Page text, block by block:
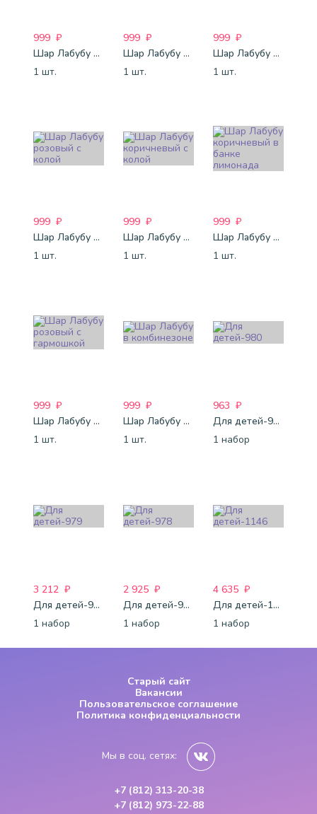
999 ₽
Шар Лабубу бежевый
1 шт.
999 ₽
Шар Лабубу в комбинезоне
1 шт.
999 ₽
Шар Лабубу белый с колой
1 шт.
999 ₽
Шар Лабубу розовый с колой
1 шт.
999 ₽
Шар Лабубу коричневый с колой
1 шт.
999 ₽
Шар Лабубу коричневый в банке лимонада
1 шт.
999 ₽
Шар Лабубу розовый с гармошкой
1 шт.
999 ₽
Шар Лабубу в комбинезоне
1 шт.
963 ₽
Для детей-980
1 набор
3 212 ₽
Для детей-979
1 набор
2 925 ₽
Для детей-978
1 набор
4 635 ₽
Для детей-1146
1 набор
Старый сайт
Вакансии
Пользовательское соглашение
Политика конфиденциальности
Мы в соц. сетях:
+7 (812) 313-20-38
+7 (812) 973-22-88